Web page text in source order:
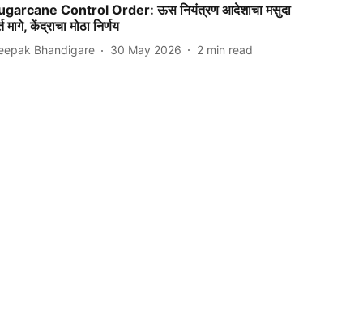
Control Order: ऊस नियंत्रण आदेशाचा मसुदा
मागे, केंद्राचा मोठा निर्णय
Bhandigare 30 May 2026 2 min read